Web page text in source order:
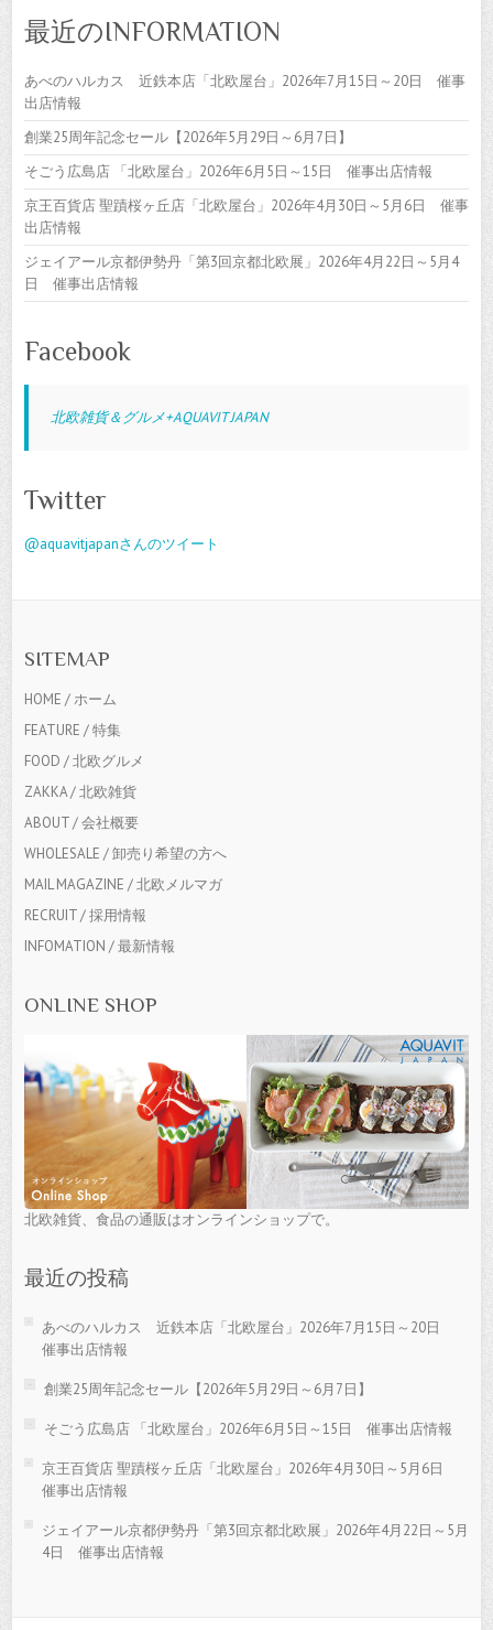
最近のINFORMATION
あべのハルカス 近鉄本店「北欧屋台」2026年7月15日～20日 催事
出店情報
創業25周年記念セール【2026年5月29日～6月7日】
そごう広島店 「北欧屋台」2026年6月5日～15日 催事出店情報
京王百貨店 聖蹟桜ヶ丘店「北欧屋台」2026年4月30日～5月6日 催事
出店情報
ジェイアール京都伊勢丹「第3回京都北欧展」2026年4月22日～5月4
日 催事出店情報
Facebook
北欧雑貨＆グルメ+AQUAVIT JAPAN
Twitter
@aquavitjapanさんのツイート
SITEMAP
HOME / ホーム
FEATURE / 特集
FOOD / 北欧グルメ
ZAKKA / 北欧雑貨
ABOUT / 会社概要
WHOLESALE / 卸売り希望の方へ
MAIL MAGAZINE / 北欧メルマガ
RECRUIT / 採用情報
INFOMATION / 最新情報
ONLINE SHOP
北欧雑貨、食品の通販はオンラインショップで。
最近の投稿
あべのハルカス 近鉄本店「北欧屋台」2026年7月15日～20日
催事出店情報
創業25周年記念セール【2026年5月29日～6月7日】
そごう広島店 「北欧屋台」2026年6月5日～15日 催事出店情報
京王百貨店 聖蹟桜ヶ丘店「北欧屋台」2026年4月30日～5月6日
催事出店情報
ジェイアール京都伊勢丹「第3回京都北欧展」2026年4月22日～5月
4日 催事出店情報